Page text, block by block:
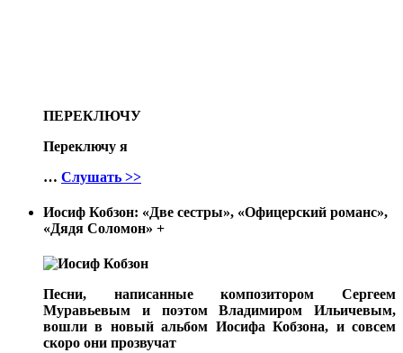
ПЕРЕКЛЮЧУ
Переключу я
… Слушать >>
Иосиф Кобзон: «Две сестры», «Офицерский романс»,
«Дядя Соломон» +
Песни, написанные композитором Сергеем
Муравьевым и поэтом Владимиром Ильичевым,
вошли в новый альбом Иосифа Кобзона, и совсем
скоро они прозвучат